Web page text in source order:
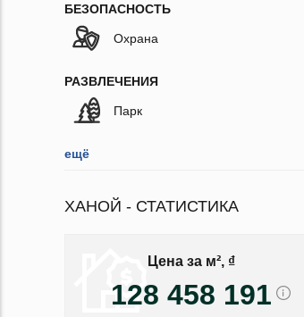
БЕЗОПАСНОСТЬ
Охрана
РАЗВЛЕЧЕНИЯ
Парк
ещё
ХАНОЙ - СТАТИСТИКА
Цена за м², ₫
128 458 191